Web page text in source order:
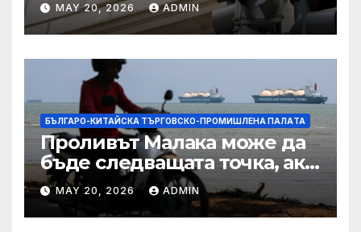
сделката за съдебно дело с
IRS
MAY 20, 2026 ADMIN
БЪЛГАРО-КИТАЙСКА ТЪРГОВСКО-ПРОМИШЛЕНА ПАЛAТА
Проливът Малака може да
бъде следващата точка, ако
Азия не внимава
MAY 20, 2026 ADMIN